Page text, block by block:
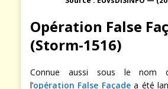
Opération False
(Storm-1516)
Connue aussi sous le nom
l’opération False Façadea été